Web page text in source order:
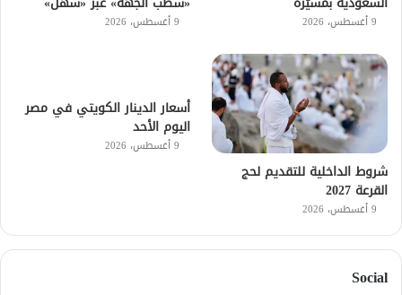
9 أغسطس، 2026 9 أغسطس، 2026
شروط الداخلية للتقديم لحج
القرعة 2027
9 أغسطس، 2026
أسعار الدينار الكويتي في مصر
اليوم الأحد
9 أغسطس، 2026
Social